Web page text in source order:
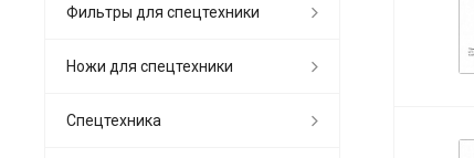
Фильтры для спецтехники
Ножи для спецтехники
Спецтехника